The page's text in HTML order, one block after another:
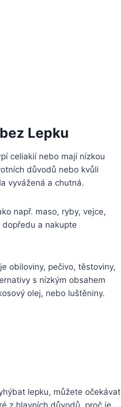
Lepku
celiakií nebo mají nízkou
důvodů nebo kvůli
vyvážená a chutná.
např. maso, ryby, vejce,
a ⁣nakupte
obiloviny, pečivo, těstoviny,
s nízkým obsahem
olej, nebo luštěniny.
lepku, můžete očekávat